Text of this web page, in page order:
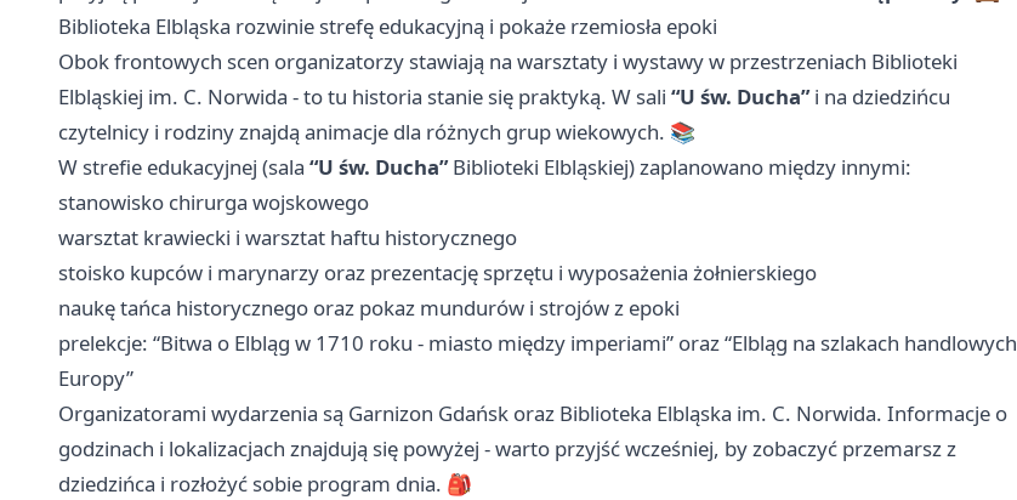
Biblioteka Elbląska rozwinie strefę edukacyjną i pokaże rzemiosła epoki
Obok frontowych scen organizatorzy stawiają na warsztaty i wystawy w przestrzeniach Biblioteki
Elbląskiej im. C. Norwida - to tu historia stanie się praktyką. W sali “U św. Ducha”i na dziedzińcu
czytelnicy i rodziny znajdą animacje dla różnych grup wiekowych. 📚
W strefie edukacyjnej (sala “U św. Ducha”Biblioteki Elbląskiej) zaplanowano między innymi:
stanowisko chirurga wojskowego
warsztat krawiecki i warsztat haftu historycznego
stoisko kupców i marynarzy oraz prezentację sprzętu i wyposażenia żołnierskiego
naukę tańca historycznego oraz pokaz mundurów i strojów z epoki
prelekcje: “Bitwa o Elbląg w 1710 roku - miasto między imperiami” oraz “Elbląg na szlakach handlowych
Europy”
Organizatorami wydarzenia są Garnizon Gdańsk oraz Biblioteka Elbląska im. C. Norwida. Informacje o
godzinach i lokalizacjach znajdują się powyżej - warto przyjść wcześniej, by zobaczyć przemarsz z
dziedzińca i rozłożyć sobie program dnia. 🎒